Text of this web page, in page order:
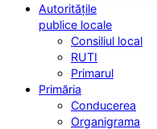
Autoritățile
publice locale
Consiliul local
RUTI
Primarul
Primăria
Conducerea
Organigrama